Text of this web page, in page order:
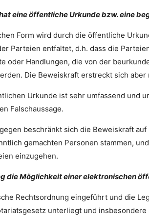
eine öffentliche Urkunde bzw. eine
Form wird durch die öffentliche
Parteien entfaltet, d.h. dass die
oder Handlungen, die von der
Die Beweiskraft erstreckt sich
Urkunde ist sehr umfassend und
Falschaussage.
beschränkt sich die Beweiskraft
gemachten Personen stammen,
einzugehen.
die Möglichkeit einer elektronischen
Rechtsordnung eingeführt und die
unterliegt und